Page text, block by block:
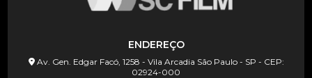
ENDEREÇO
Av. Gen. Edgar Facó, 1258 - Vila Arcadia São Paulo - SP - CEP:
02924-000